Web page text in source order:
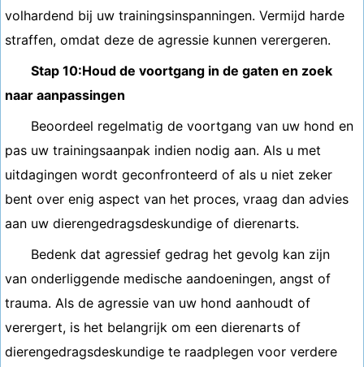
volhardend bij uw trainingsinspanningen. Vermijd harde
straffen, omdat deze de agressie kunnen verergeren.
Stap 10:Houd de voortgang in de gaten en zoek
naar aanpassingen
Beoordeel regelmatig de voortgang van uw hond en
pas uw trainingsaanpak indien nodig aan. Als u met
uitdagingen wordt geconfronteerd of als u niet zeker
bent over enig aspect van het proces, vraag dan advies
aan uw dierengedragsdeskundige of dierenarts.
Bedenk dat agressief gedrag het gevolg kan zijn
van onderliggende medische aandoeningen, angst of
trauma. Als de agressie van uw hond aanhoudt of
verergert, is het belangrijk om een ​​dierenarts of
dierengedragsdeskundige te raadplegen voor verdere